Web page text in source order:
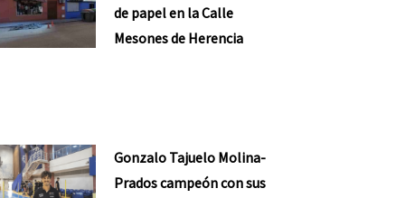
de papel en la Calle
Mesones de Herencia
Gonzalo Tajuelo Molina-
Prados campeón con sus